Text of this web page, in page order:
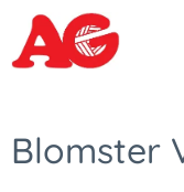
Blomster